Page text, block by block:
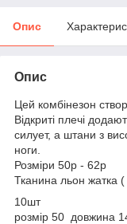
Опис
Опис
Цей комбінезон
Відкриті плечі
силует, а штани з
ноги.
Розміри 50р - 62р
Тканина льон жатка
10шт
розмір 50 довжина